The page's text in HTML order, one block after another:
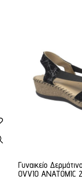
Γυναικείο
OVVIO ANATOMIC